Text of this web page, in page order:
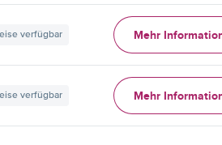
verfügbar Mehr
verfügbar Mehr